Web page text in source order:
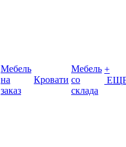
Мебель
на
заказ
Кровати
Мебель
со
склада
+